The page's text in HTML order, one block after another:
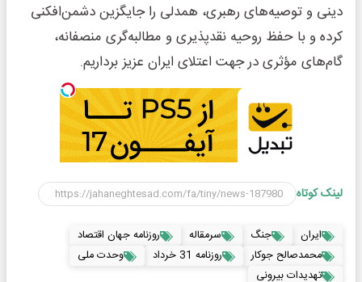
دینی و توصیه‌های رهبری، همدلی را جایگزین دشمن‌افکنی
کرده و با حفظ روحیه نقدپذیری و مطالبه‌گری منصفانه،
گام‌های مؤثری در جهت اعتلای ایران عزیز برداریم.
لینک کوتاه
ایران جنگ سرمقاله
روزنامه جهان اقتصاد
محمدصالح جوکار
روزنامه 31 خرداد
وحدت ملی
تهدیدات بیرونی